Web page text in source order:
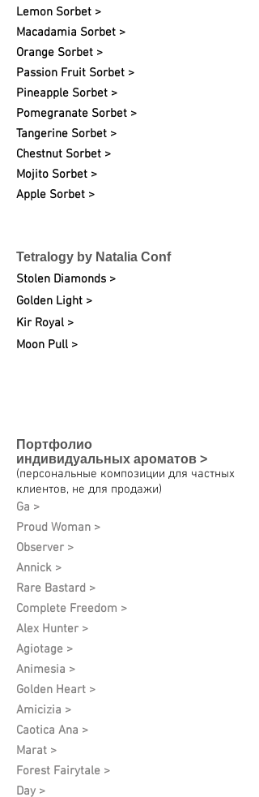
Lemon Sorbet >
Macadamia Sorbet >
Orange Sorbet >
Passion Fruit Sorbet >
Pineapple Sorbet >
Pomegranate Sorbet >
Tangerine Sorbet >
Chestnut Sorbet >
Mojito Sorbet >
Apple Sorbet >
Tetralogy by Natalia Conf
Stolen Diamonds >
Golden Light >
Kir Royal >
Moon Pull >
Портфолио
индивидуальных ароматов >
(персональные композиции для частных
клиентов, не для продажи)
Ga >
Proud Woman >
Observer >
Annick >
Rare Bastard >
Complete Freedom >
Alex Hunter >
Agiotage >
Animesia >
Golden Heart >
Amicizia >
Caotica Ana >
Marat >
Forest Fairytale >
Day >